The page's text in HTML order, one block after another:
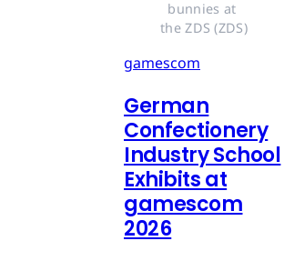
bunnies at
the ZDS (ZDS)
gamescom
German
Confectionery
Industry School
Exhibits at
gamescom
2026